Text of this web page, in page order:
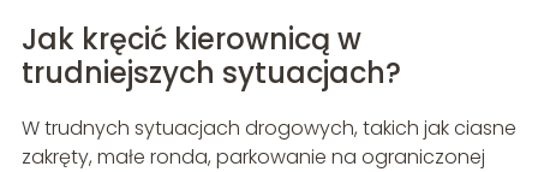
Jak kręcić kierownicą w
trudniejszych sytuacjach?
W trudnych sytuacjach drogowych, takich jak ciasne
zakręty, małe ronda, parkowanie na ograniczonej